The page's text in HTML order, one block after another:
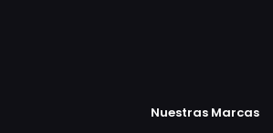
Nuestras Marcas